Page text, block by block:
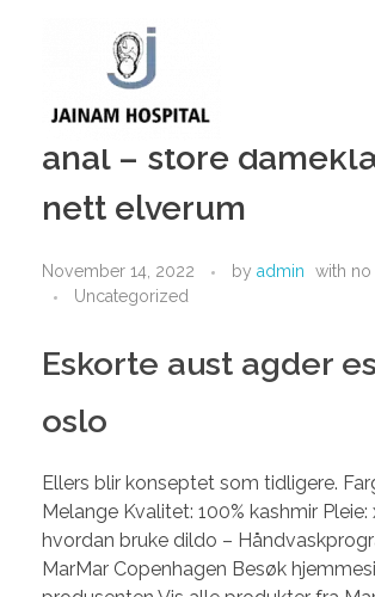
Jainam Hospital
Jainam Hospital
Deilige rumper
anal – store
nett elverum
November 14, 2022 by admin with
Uncategorized
Eskorte aust agder
oslo
Ellers blir konseptet som tidligere.
Melange Kvalitet: 100% kashmir Pleie:
hvordan bruke dildo –
MarMar Copenhagen Besøk